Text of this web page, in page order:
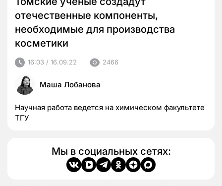
отечественные компоненты,
необходимые для производства
косметики
16:03 / 16.09.22 2466
Маша Лобанова
Научная работа ведется на химическом факультете
ТГУ
Мы в социальных сетях: